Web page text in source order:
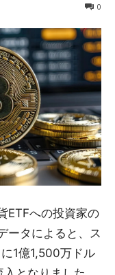
0
ETFへの投資家の
ータによると、ス
1億1,500万ドル